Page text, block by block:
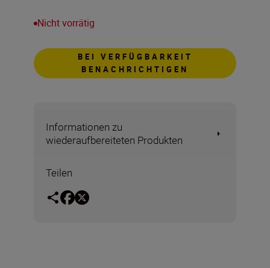
Nicht vorrätig
BEI VERFÜGBARKEIT
BENACHRICHTIGEN
Informationen zu
wiederaufbereiteten Produkten
Teilen